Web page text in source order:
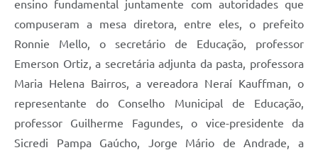
Termos de Uso & Política de Privacidade
ensino fundamental juntamente com autoridades que
compuseram a mesa diretora, entre eles, o prefeito
Ronnie Mello, o secretário de Educação, professor
Emerson Ortiz, a secretária adjunta da pasta, professora
Maria Helena Bairros, a vereadora Neraí Kauffman, o
representante do Conselho Municipal de Educação,
professor Guilherme Fagundes, o vice-presidente da
Sicredi Pampa Gaúcho, Jorge Mário de Andrade, a